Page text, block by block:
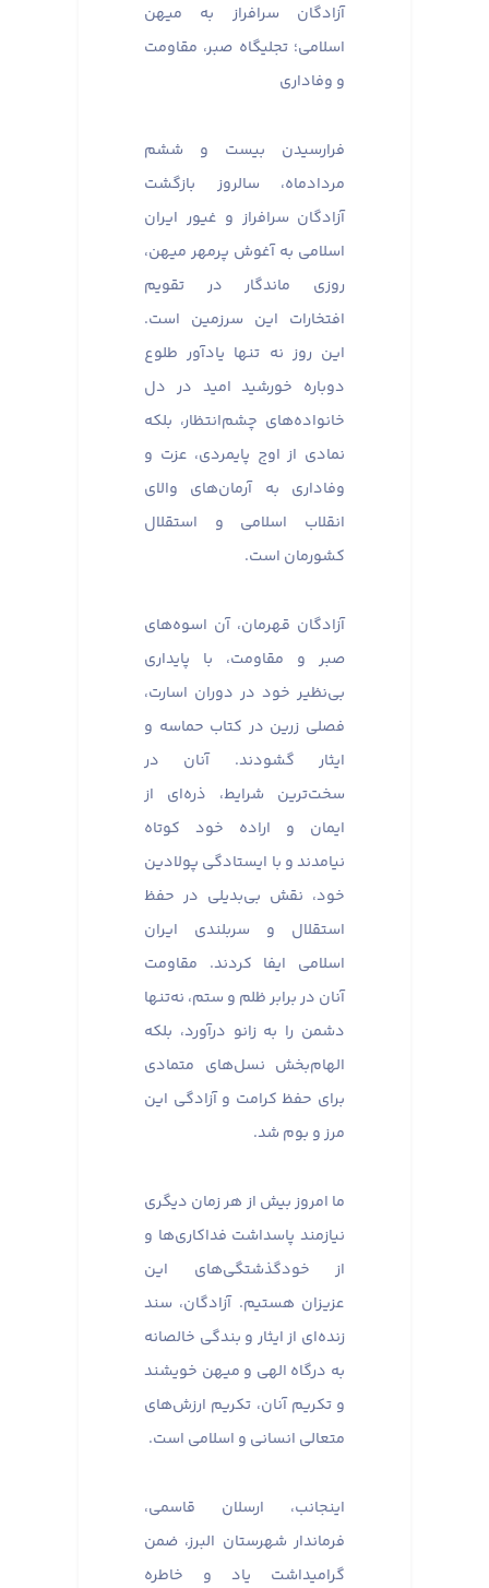
آزادگان سرافراز به میهن
اسلامی؛ تجلیگاه صبر، مقاومت
و وفاداری
فرارسیدن بیست و ششم
مردادماه، سالروز بازگشت
آزادگان سرافراز و غیور ایران
اسلامی به آغوش پرمهر میهن،
روزی ماندگار در تقویم
افتخارات این سرزمین است.
این روز نه تنها یادآور طلوع
دوباره خورشید امید در دل
خانواده‌های چشم‌انتظار، بلکه
نمادی از اوج پایمردی، عزت و
وفاداری به آرمان‌های والای
انقلاب اسلامی و استقلال
کشورمان است.
آزادگان قهرمان، آن اسوه‌های
صبر و مقاومت، با پایداری
بی‌نظیر خود در دوران اسارت،
فصلی زرین در کتاب حماسه و
ایثار گشودند. آنان در
سخت‌ترین شرایط، ذره‌ای از
ایمان و اراده خود کوتاه
نیامدند و با ایستادگی پولادین
خود، نقش بی‌بدیلی در حفظ
استقلال و سربلندی ایران
اسلامی ایفا کردند. مقاومت
آنان در برابر ظلم و ستم، نه‌تنها
دشمن را به زانو درآورد، بلکه
الهام‌بخش نسل‌های متمادی
برای حفظ کرامت و آزادگی این
مرز و بوم شد.
ما امروز بیش از هر زمان دیگری
نیازمند پاسداشت فداکاری‌ها و
از خودگذشتگی‌های این
عزیزان هستیم. آزادگان، سند
زنده‌ای از ایثار و بندگی خالصانه
به درگاه الهی و میهن خویشند
و تکریم آنان، تکریم ارزش‌های
متعالی انسانی و اسلامی است.
اینجانب، ارسلان قاسمی،
فرماندار شهرستان البرز، ضمن
گرامیداشت یاد و خاطره